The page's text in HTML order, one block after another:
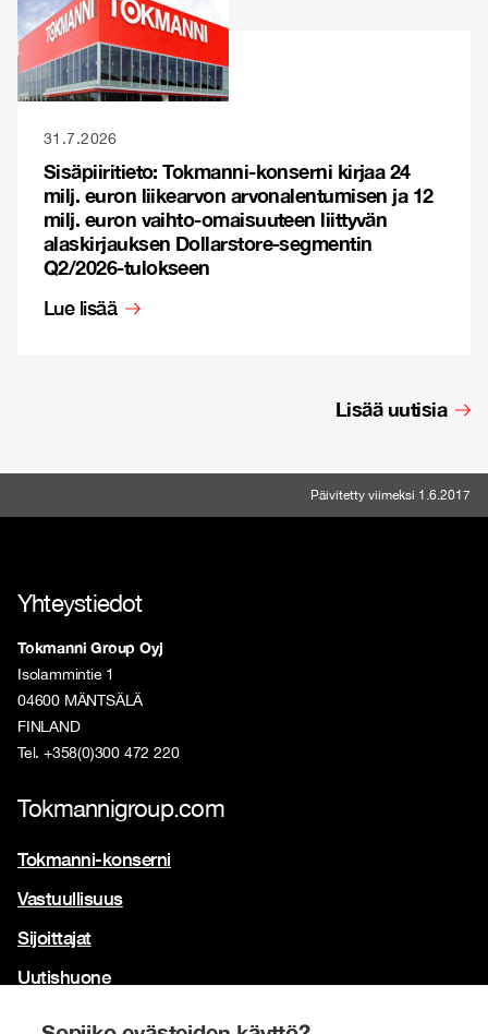
31.7.2026
Sisäpiiritieto: Tokmanni-konserni kirjaa 24
milj. euron liikearvon arvonalentumisen ja 12
milj. euron vaihto-omaisuuteen liittyvän
alaskirjauksen Dollarstore-segmentin
Q2/2026-tulokseen
Lue lisää
Lisää uutisia
Päivitetty viimeksi 1.6.2017
Yhteystiedot
Tokmanni Group Oyj
Isolammintie 1
04600 MÄNTSÄLÄ
FINLAND
Tel. +358(0)300 472 220
Tokmannigroup.com
Tokmanni-konserni
Vastuullisuus
Sijoittajat
Uutishuone